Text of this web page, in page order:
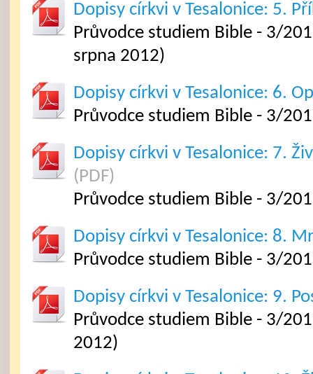
Dopisy církvi v Tesalonice: 5.
Průvodce studiem Bible - 3/
srpna 2012)
Dopisy církvi v Tesalonice: 6.
Průvodce studiem Bible - 3/
Dopisy církvi v Tesalonice: 7.
(PDF)
Průvodce studiem Bible - 3/
Dopisy církvi v Tesalonice: 8.
Průvodce studiem Bible - 3/
Dopisy církvi v Tesalonice: 9.
Průvodce studiem Bible - 3/
2012)